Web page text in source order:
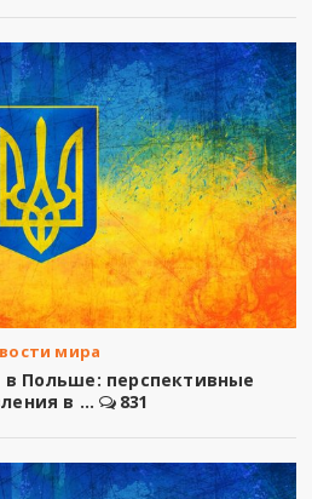
мира
Польше: перспективные
в ...
831